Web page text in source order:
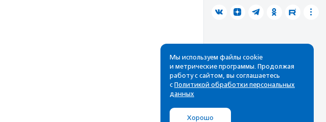
Мы используем файлы cookie
и метрические программы. Продолжая
работу с сайтом, вы соглашаетесь
с Политикой обработки персональных
данных
Хорошо